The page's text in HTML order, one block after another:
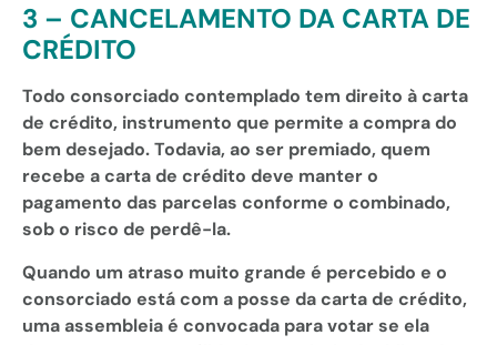
3 – CANCELAMENTO DA CARTA DE
CRÉDITO
Todo consorciado contemplado tem direito à carta
de crédito, instrumento que permite a compra do
bem desejado. Todavia, ao ser premiado, quem
recebe a carta de crédito deve manter o
pagamento das parcelas conforme o combinado,
sob o risco de perdê-la.
Quando um atraso muito grande é percebido e o
consorciado está com a posse da carta de crédito,
uma assembleia é convocada para votar se ela